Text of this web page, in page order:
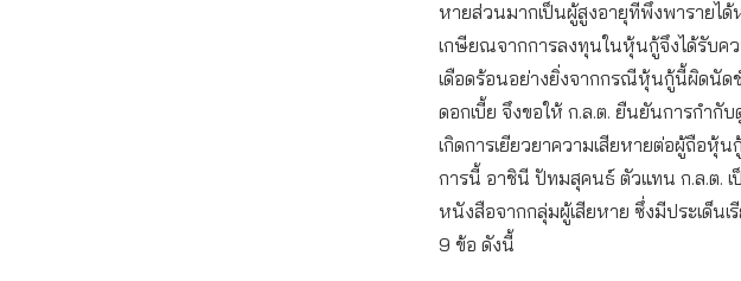
หายส่วนมากเป็นผู้สูงอายุที่พึ่งพารายได้
เกษียณจากการลงทุนในหุ้นกู้จึงได้รับค
เดือดร้อนอย่างยิ่งจากกรณีหุ้นกู้นี้ผิดนัด
ดอกเบี้ย จึงขอให้ ก.ล.ต. ยืนยันการกำกับ
เกิดการเยียวยาความเสียหายต่อผู้ถือหุ้น
การนี้ อาชินี ปัทมสุคนธ์ ตัวแทน ก.ล.ต. เ
หนังสือจากกลุ่มผู้เสียหาย ซึ่งมีประเด็นเ
9 ข้อ ดังนี้